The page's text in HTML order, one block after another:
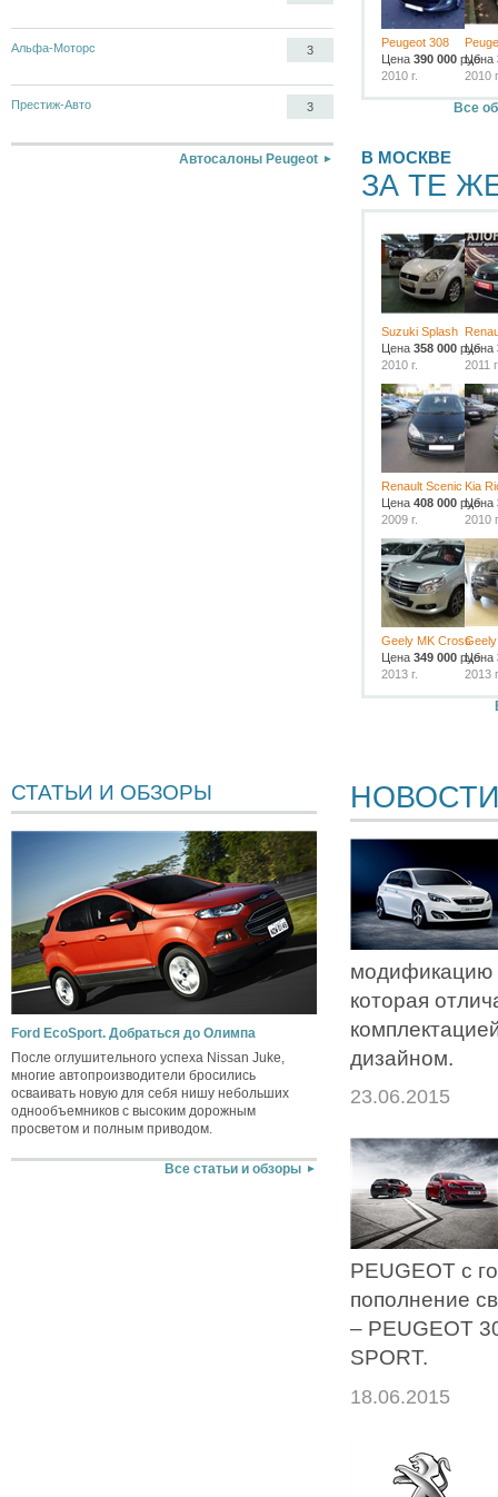
Альфа-Моторс 3
Престиж-Авто 3
Автосалоны Peugeot
Peugeot 308
Цена 390 000 руб.
2010 г.
Цена
2010
Все
В МОСКВЕ
ЗА ТЕ
Suzuki Splash
Цена 358 000 руб.
2010 г.
Цена
2011
Renault Scenic
Цена 408 000 руб.
2009 г.
Kia
Цена
2010
Geely MK Cross
Цена 349 000 руб.
2013 г.
Цена
2013
СТАТЬИ И ОБЗОРЫ
Ford EcoSport. Добраться до Олимпа
После оглушительного успеха Nissan Juke,
многие автопроизводители бросились
осваивать новую для себя нишу небольших
однообъемников с высоким дорожным
просветом и полным приводом.
Все статьи и обзоры
НОВОСТИ
модификацию
которая
дизайном.
23.06.2015
PEUGEOT с
пополнение
– PEUGEOT
SPORT.
18.06.2015